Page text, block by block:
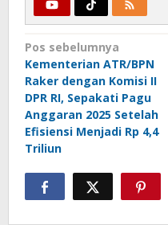
Navigasi
pos
Pos sebelumnya
Kementerian ATR/BPN
Raker dengan Komisi II
DPR RI, Sepakati Pagu
Anggaran 2025 Setelah
Efisiensi Menjadi Rp 4,4
Triliun